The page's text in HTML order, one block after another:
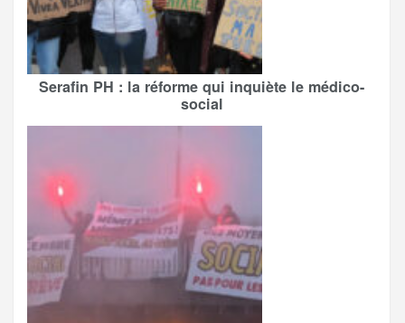
Serafin PH : la réforme qui inquiète le médico-
social